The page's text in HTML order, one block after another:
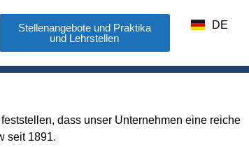
Stellenangebote und Praktika
und Lehrstellen
DE
FR
dass unser Unternehmen eine reiche
seit 1891.